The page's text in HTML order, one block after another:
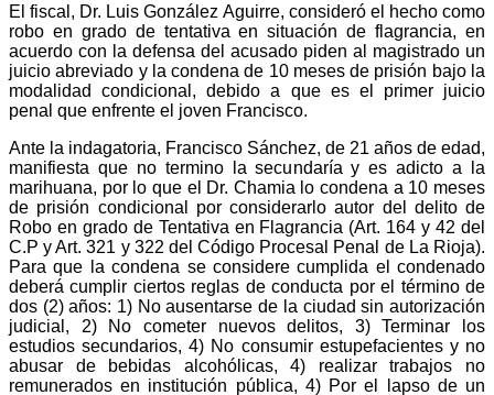
El fiscal, Dr. Luis González Aguirre, consideró el hecho como
robo en grado de tentativa en situación de flagrancia, en
acuerdo con la defensa del acusado piden al magistrado un
juicio abreviado y la condena de 10 meses de prisión bajo la
modalidad condicional, debido a que es el primer juicio
penal que enfrente el joven Francisco.
Ante la indagatoria, Francisco Sánchez, de 21 años de edad,
manifiesta que no termino la secundaría y es adicto a la
marihuana, por lo que el Dr. Chamia lo condena a 10 meses
de prisión condicional por considerarlo autor del delito de
Robo en grado de Tentativa en Flagrancia (Art. 164 y 42 del
C.P y Art. 321 y 322 del Código Procesal Penal de La Rioja).
Para que la condena se considere cumplida el condenado
deberá cumplir ciertos reglas de conducta por el término de
dos (2) años: 1) No ausentarse de la ciudad sin autorización
judicial, 2) No cometer nuevos delitos, 3) Terminar los
estudios secundarios, 4) No consumir estupefacientes y no
abusar de bebidas alcohólicas, 4) realizar trabajos no
remunerados en institución pública, 4) Por el lapso de un